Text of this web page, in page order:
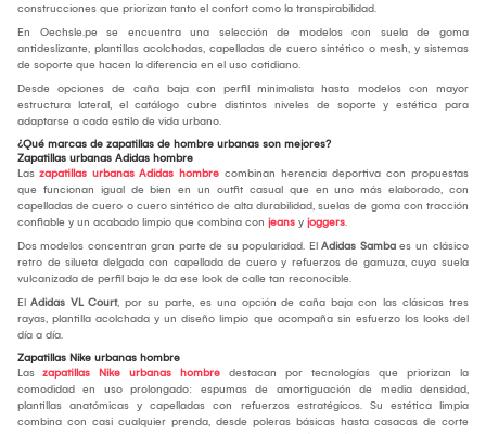
construcciones que priorizan tanto el confort como la transpirabilidad.
En Oechsle.pe se encuentra una selección de modelos con suela de goma
antideslizante, plantillas acolchadas, capelladas de cuero sintético o mesh, y sistemas
de soporte que hacen la diferencia en el uso cotidiano.
Desde opciones de caña baja con perfil minimalista hasta modelos con mayor
estructura lateral, el catálogo cubre distintos niveles de soporte y estética para
adaptarse a cada estilo de vida urbano.
¿Qué marcas de zapatillas de hombre urbanas son mejores?
Zapatillas urbanas Adidas hombre
Las zapatillas urbanas Adidas hombre combinan herencia deportiva con propuestas
que funcionan igual de bien en un outfit casual que en uno más elaborado, con
capelladas de cuero o cuero sintético de alta durabilidad, suelas de goma con tracción
confiable y un acabado limpio que combina con jeans y joggers.
Dos modelos concentran gran parte de su popularidad. El Adidas Samba es un clásico
retro de silueta delgada con capellada de cuero y refuerzos de gamuza, cuya suela
vulcanizada de perfil bajo le da ese look de calle tan reconocible.
El Adidas VL Court, por su parte, es una opción de caña baja con las clásicas tres
rayas, plantilla acolchada y un diseño limpio que acompaña sin esfuerzo los looks del
día a día.
Zapatillas Nike urbanas hombre
Las zapatillas Nike urbanas hombre destacan por tecnologías que priorizan la
comodidad en uso prolongado: espumas de amortiguación de media densidad,
plantillas anatómicas y capelladas con refuerzos estratégicos. Su estética limpia
combina con casi cualquier prenda, desde poleras básicas hasta casacas de corte